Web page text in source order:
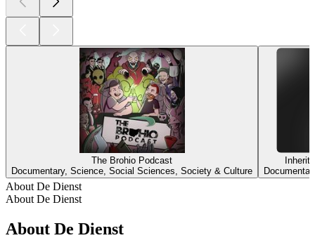
The Brohio Podcast
Documentary, Science, Social Sciences, Society & Culture
About De Dienst
About De Dienst
About De Dienst